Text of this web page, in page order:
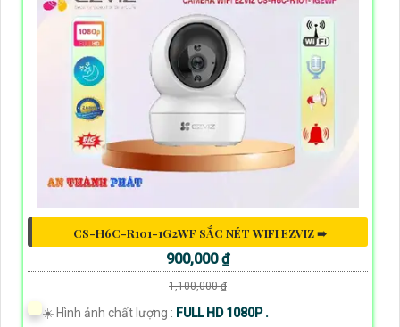
CS-H6C-R101-1G2WF SẮC NÉT WIFI EZVIZ ➠
900,000 ₫
1,100,000 ₫
☀️ Hình ảnh chất lượng : FULL HD 1080P .